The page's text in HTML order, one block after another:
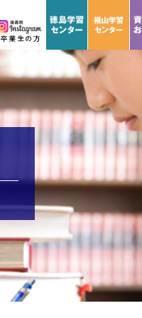
卒業生の方